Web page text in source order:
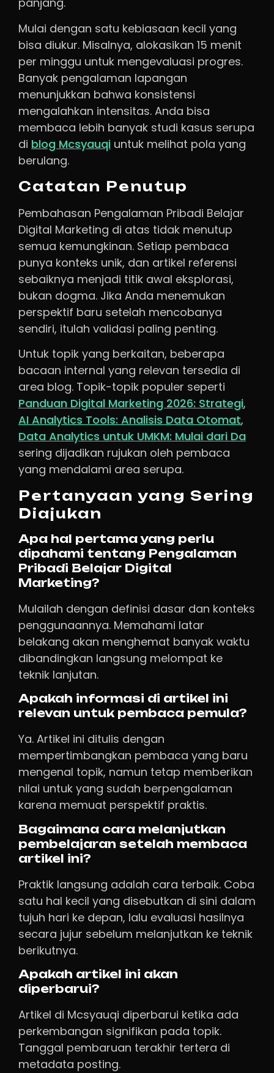
Mulai dengan satu kebiasaan kecil yang
bisa diukur. Misalnya, alokasikan 15 menit
per minggu untuk mengevaluasi progres.
Banyak pengalaman lapangan
menunjukkan bahwa konsistensi
mengalahkan intensitas. Anda bisa
membaca lebih banyak studi kasus serupa
di blog Mcsyauqi untuk melihat pola yang
berulang.
Catatan Penutup
Pembahasan Pengalaman Pribadi Belajar
Digital Marketing di atas tidak menutup
semua kemungkinan. Setiap pembaca
punya konteks unik, dan artikel referensi
sebaiknya menjadi titik awal eksplorasi,
bukan dogma. Jika Anda menemukan
perspektif baru setelah mencobanya
sendiri, itulah validasi paling penting.
Untuk topik yang berkaitan, beberapa
bacaan internal yang relevan tersedia di
area blog. Topik-topik populer seperti
Panduan Digital Marketing 2026: Strategi,
AI Analytics Tools: Analisis Data Otomat,
Data Analytics untuk UMKM: Mulai dari Da
sering dijadikan rujukan oleh pembaca
yang mendalami area serupa.
Pertanyaan yang Sering
Diajukan
Apa hal pertama yang perlu
dipahami tentang Pengalaman
Pribadi Belajar Digital
Marketing?
Mulailah dengan definisi dasar dan konteks
penggunaannya. Memahami latar
belakang akan menghemat banyak waktu
dibandingkan langsung melompat ke
teknik lanjutan.
Apakah informasi di artikel ini
relevan untuk pembaca pemula?
Ya. Artikel ini ditulis dengan
mempertimbangkan pembaca yang baru
mengenal topik, namun tetap memberikan
nilai untuk yang sudah berpengalaman
karena memuat perspektif praktis.
Bagaimana cara melanjutkan
pembelajaran setelah membaca
artikel ini?
Praktik langsung adalah cara terbaik. Coba
satu hal kecil yang disebutkan di sini dalam
tujuh hari ke depan, lalu evaluasi hasilnya
secara jujur sebelum melanjutkan ke teknik
berikutnya.
Apakah artikel ini akan
diperbarui?
Artikel di Mcsyauqi diperbarui ketika ada
perkembangan signifikan pada topik.
Tanggal pembaruan terakhir tertera di
metadata posting.